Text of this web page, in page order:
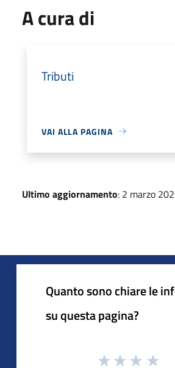
A cura di
Tributi
VAI ALLA PAGINA
Ultimo aggiornamento: 2 marzo
Quanto sono chiare le
su questa pagina?